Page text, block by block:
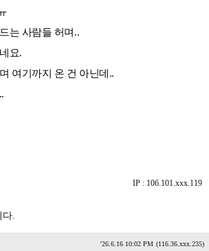
는 사람들 허며..
요.
여기까지 온 건 아닌데..
IP : 106.101.xxx.119
다.
'26.6.16 10:02 PM (116.36.xxx.235)